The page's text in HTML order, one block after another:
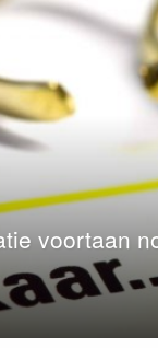
voortaan